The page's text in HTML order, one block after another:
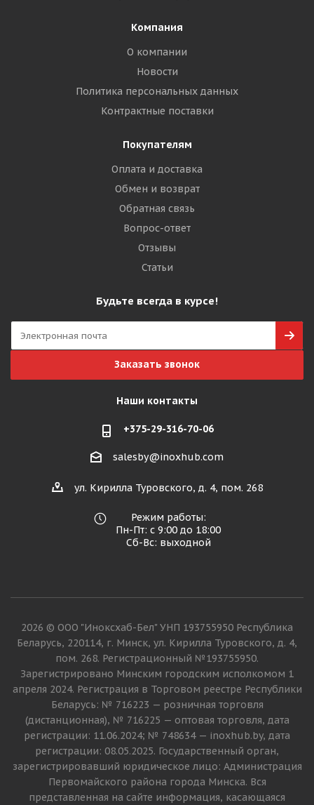
Компания
О компании
Новости
Политика персональных данных
Контрактные поставки
Покупателям
Оплата и доставка
Обмен и возврат
Обратная связь
Вопрос-ответ
Отзывы
Статьи
Будьте всегда в курсе!
Заказать звонок
Наши контакты
+375-29-316-70-06
salesby@inoxhub.com
ул. Кирилла Туровского, д. 4, пом. 268
Режим работы:
Пн-Пт: с 9:00 до 18:00
Сб-Вс: выходной
2026 © ООО "Иноксхаб-Бел" УНП 193755950 Республика
Беларусь, 220114, г. Минск, ул. Кирилла Туровского, д. 4,
пом. 268. Регистрационный №193755950.
Зарегистрировано Минским городским исполкомом 1
апреля 2024. Регистрация в Торговом реестре Республики
Беларусь: № 716223 — розничная торговля
(дистанционная), № 716225 — оптовая торговля, дата
регистрации: 11.06.2024; № 748634 — inoxhub.by, дата
регистрации: 08.05.2025. Государственный орган,
зарегистрировавший юридическое лицо: Администрация
Первомайского района города Минска. Вся
представленная на сайте информация, касающаяся